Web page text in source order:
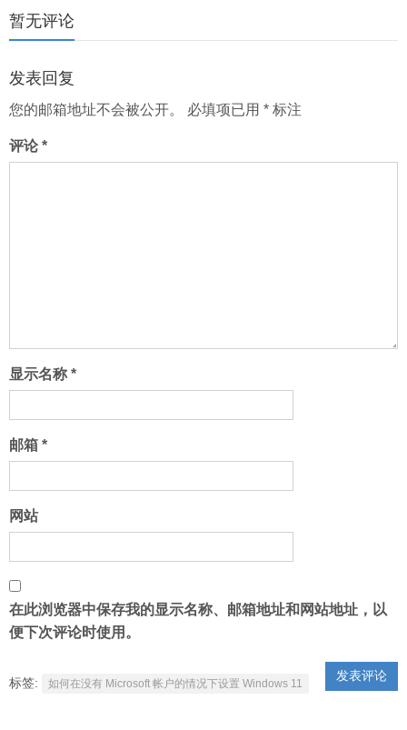
标签: 如何在没有 Microsoft 帐户的情况下设置 Windows 11
分
页
暂无评论
发表回复
您的邮箱地址不会被公开。 必填项已用 * 标注
评论*
显示名称 *
邮箱 *
网站
在此浏览器中保存我的显示名称、邮箱地址和网站地址，以
便下次评论时使用。